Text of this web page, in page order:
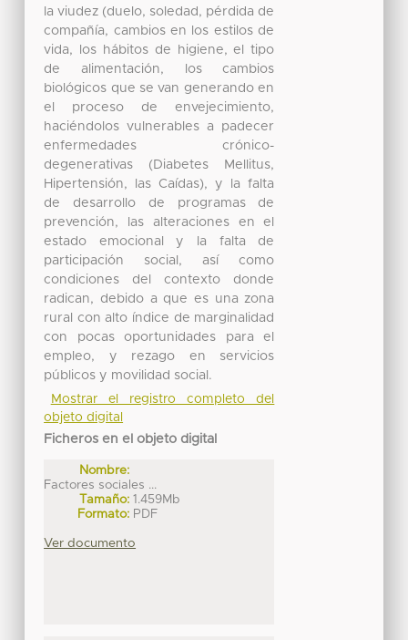
la viudez (duelo, soledad, pérdida de
compañía, cambios en los estilos de
vida, los hábitos de higiene, el tipo
de alimentación, los cambios
biológicos que se van generando en
el proceso de envejecimiento,
haciéndolos vulnerables a padecer
enfermedades crónico-
degenerativas (Diabetes Mellitus,
Hipertensión, las Caídas), y la falta
de desarrollo de programas de
prevención, las alteraciones en el
estado emocional y la falta de
participación social, así como
condiciones del contexto donde
radican, debido a que es una zona
rural con alto índice de marginalidad
con pocas oportunidades para el
empleo, y rezago en servicios
públicos y movilidad social.
Mostrar el registro completo del
objeto digital
Ficheros en el objeto digital
Nombre:
Factores sociales ...
Tamaño: 1.459Mb
Formato: PDF
Ver documento